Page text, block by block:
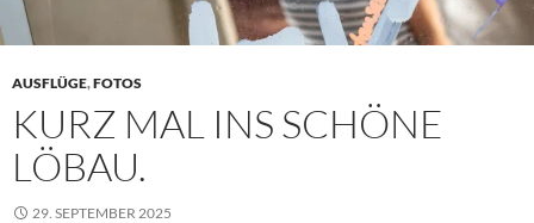
AUSFLÜGE,FOTOS
KURZ MAL INS SCHÖNE
LÖBAU.
29. SEPTEMBER 2025